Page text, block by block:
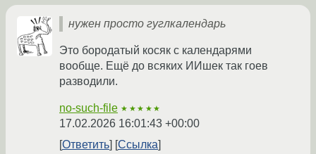
нужен просто гуглкалендарь
Это бородатый косяк с календарями
вообще. Ещё до всяких ИИшек так гоев
разводили.
no-such-file ★★★★★
17.02.2026 16:01:43 +00:00
Ответить
Ссылка